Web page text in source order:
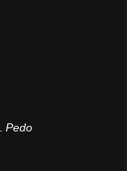
Pedo